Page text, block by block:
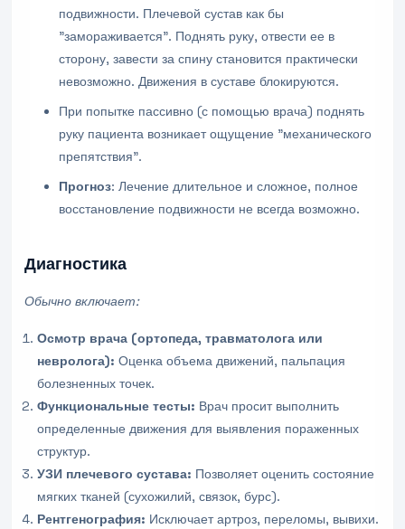
подвижности. Плечевой сустав как бы
"замораживается". Поднять руку, отвести ее в
сторону, завести за спину становится практически
невозможно. Движения в суставе блокируются.
При попытке пассивно (с помощью врача) поднять
руку пациента возникает ощущение "механического
препятствия".
Прогноз: Лечение длительное и сложное, полное
восстановление подвижности не всегда возможно.
Диагностика
Обычно включает:
Осмотр врача (ортопеда, травматолога или
невролога): Оценка объема движений, пальпация
болезненных точек.
Функциональные тесты: Врач просит выполнить
определенные движения для выявления пораженных
структур.
УЗИ плечевого сустава: Позволяет оценить состояние
мягких тканей (сухожилий, связок, бурс).
Рентгенография: Исключает артроз, переломы, вывихи.